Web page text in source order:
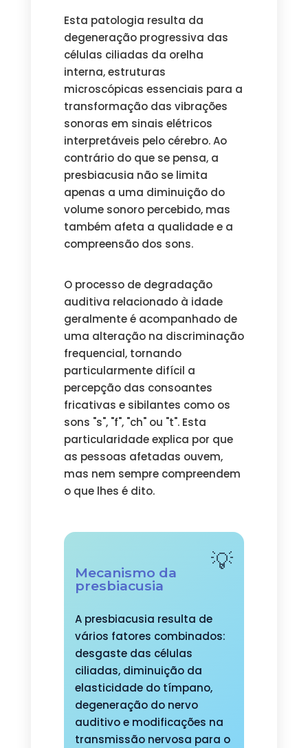
Esta patologia resulta da
degeneração progressiva das
células ciliadas da orelha
interna, estruturas
microscópicas essenciais para a
transformação das vibrações
sonoras em sinais elétricos
interpretáveis pelo cérebro. Ao
contrário do que se pensa, a
presbiacusia não se limita
apenas a uma diminuição do
volume sonoro percebido, mas
também afeta a qualidade e a
compreensão dos sons.
O processo de degradação
auditiva relacionado à idade
geralmente é acompanhado de
uma alteração na discriminação
frequencial, tornando
particularmente difícil a
percepção das consoantes
fricativas e sibilantes como os
sons "s", "f", "ch" ou "t". Esta
particularidade explica por que
as pessoas afetadas ouvem,
mas nem sempre compreendem
o que lhes é dito.
Mecanismo da
presbiacusia
A presbiacusia resulta de
vários fatores combinados:
desgaste das células
ciliadas, diminuição da
elasticidade do tímpano,
degeneração do nervo
auditivo e modificações na
transmissão nervosa para o